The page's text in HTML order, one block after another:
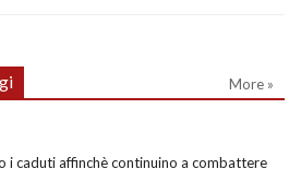
More »
i caduti affinchè continuino a combattere